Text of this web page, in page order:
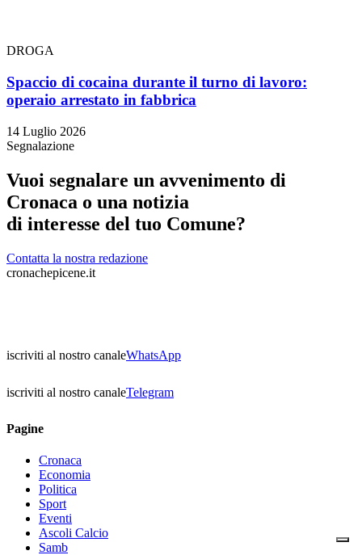
DROGA
Spaccio di cocaina durante il turno di lavoro:
operaio arrestato in fabbrica
14 Luglio 2026
Segnalazione
Vuoi segnalare un avvenimento di
Cronaca o una notizia
di interesse del tuo Comune?
Contatta la nostra redazione
cronachepicene.it
iscriviti al nostro canaleWhatsApp
iscriviti al nostro canaleTelegram
Pagine
Cronaca
Economia
Politica
Sport
Eventi
Ascoli Calcio
Samb